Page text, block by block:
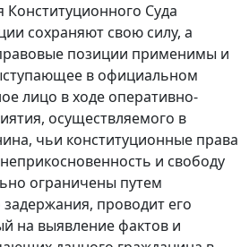
Конституционного Суда
сохраняют свою силу, а
позиции применимы и
в официальном
лицо в ходе оперативно-
осуществляемого в
чьи конституционные права
и свободу
ограничены путем
проводит его
на выявление фактов и